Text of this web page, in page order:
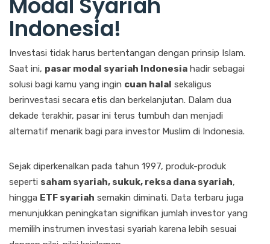
Indonesia!
Investasi tidak harus bertentangan dengan prinsip Islam.
Saat ini, pasar modal syariah Indonesia hadir sebagai
solusi bagi kamu yang ingin cuan halal sekaligus
berinvestasi secara etis dan berkelanjutan. Dalam dua
dekade terakhir, pasar ini terus tumbuh dan menjadi
alternatif menarik bagi para investor Muslim di Indonesia.
Sejak diperkenalkan pada tahun 1997, produk-produk
seperti saham syariah, sukuk, reksa dana syariah,
hingga ETF syariah semakin diminati. Data terbaru juga
menunjukkan peningkatan signifikan jumlah investor yang
memilih instrumen investasi syariah karena lebih sesuai